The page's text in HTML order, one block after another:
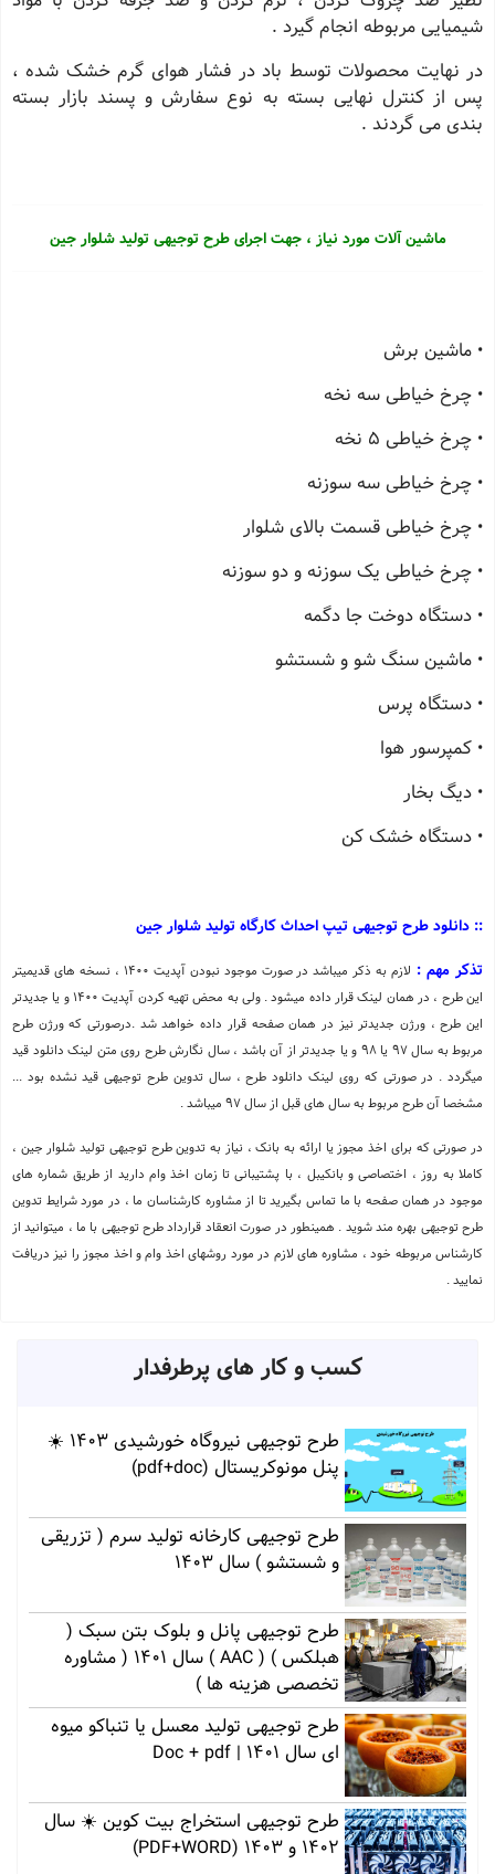
شیمیایی مربوطه انجام گیرد .
در نهایت محصولات توسط باد در فشار هوای گرم خشک شده ،
پس از کنترل نهایی بسته به نوع سفارش و پسند بازار بسته
بندی می گردند .
ماشین آلات مورد نیاز ، جهت اجرای طرح توجیهی تولید شلوار جین
• ماشین برش
• چرخ خیاطی سه نخه
• چرخ خیاطی 5 نخه
• چرخ خیاطی سه سوزنه
• چرخ خیاطی قسمت بالای شلوار
• چرخ خیاطی یک سوزنه و دو سوزنه
• دستگاه دوخت جا دگمه
• ماشین سنگ شو و شستشو
• دستگاه پرس
• کمپرسور هوا
• دیگ بخار
• دستگاه خشک کن
:: دانلود طرح توجیهی تیپ احداث کارگاه تولید شلوار جین
تذکر مهم :
لازم به ذکر میباشد در صورت موجود نبودن آپدیت 1400 ، نسخه های قدیمیتر
این طرح ، در همان لینک قرار داده میشود . ولی به محض تهیه کردن آپدیت 1400 و یا جدیدتر
این طرح ، ورژن جدیدتر نیز در همان صفحه قرار داده خواهد شد .درصورتی که ورژن طرح
مربوط به سال 97 یا 98 و یا جدیدتر از آن باشد ، سال نگارش طرح روی متن لینک دانلود قید
میگردد . در صورتی که روی لینک دانلود طرح ، سال تدوین طرح توجیهی قید نشده بود ...
مشخصا آن طرح مربوط به سال های قبل از سال 97 میباشد .
در صورتی که برای اخذ مجوز یا ارائه به بانک ، نیاز به تدوین طرح توجیهی تولید شلوار جین ،
کاملا به روز ، اختصاصی و بانکیبل ، با پشتیبانی تا زمان اخذ وام دارید از طریق شماره های
موجود در همان صفحه با ما تماس بگیرید تا از مشاوره کارشناسان ما ، در مورد شرایط تدوین
طرح توجیهی بهره مند شوید . همینطور در صورت انعقاد قرارداد طرح توجیهی با ما ، میتوانید از
کارشناس مربوطه خود ، مشاوره های لازم در مورد روشهای اخذ وام و اخذ مجوز را نیز دریافت
نمایید .
کسب و کار های پرطرفدار
طرح توجیهی نیروگاه خورشیدی 1403 ☀️
پنل مونوکریستال (pdf+doc)
طرح توجیهی کارخانه تولید سرم ( تزریقی
و شستشو ) سال 1403
طرح توجیهی پانل و بلوک بتن سبک (
هبلکس ) ( AAC ) سال 1401 ( مشاوره
تخصصی هزینه ها )
طرح توجیهی تولید معسل یا تنباکو میوه
ای سال 1401 | Doc + pdf
طرح توجیهی استخراج بیت کوین ☀️ سال
1402 و 1403 (PDF+WORD)